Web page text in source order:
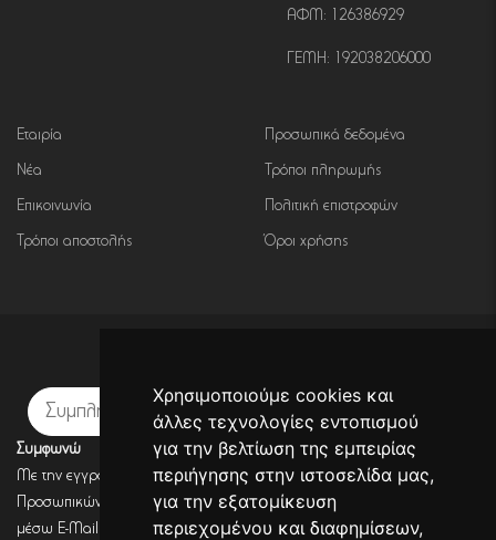
Χρησιμοποιούμε cookies και
άλλες τεχνολογίες εντοπισμού
για την βελτίωση της εμπειρίας
περιήγησης στην ιστοσελίδα μας,
για την εξατομίκευση
περιεχομένου και διαφημίσεων,
ΑΦΜ: 126386929
ΓΕΜΗ: 192038206000
Εταιρία
Νέα
Επικοινωνία
Τρόποι αποστολής
Προσωπικά δεδομένα
Τρόποι πληρωμής
Πολιτική επιστροφών
Όροι χρήσης
Εγγραφή
Συμφωνώ
Με την εγγραφή σου, συμφωνείς με την Πολιτική Προστασίας
Προσωπικών Δεδομένων και συμφωνείς πως η DECORSEASONS μπορεί
μέσω E-Mail να στέλνει πληροφορίες για σχετικά προϊόντα, τις τρέχουσες